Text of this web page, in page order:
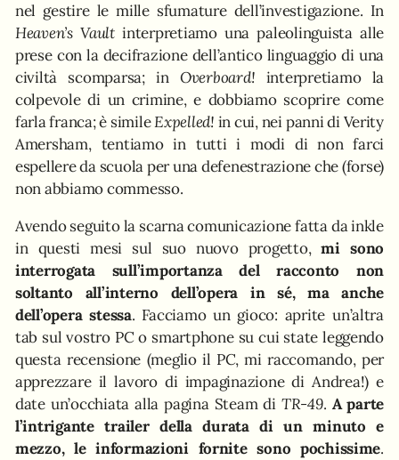
nel gestire le mille sfumature dell’investigazione. In
Heaven’s Vaultinterpretiamo una paleolinguista alle
prese con la decifrazione dell’antico linguaggio di una
civiltà scomparsa; in Overboard! interpretiamo la
colpevole di un crimine, e dobbiamo scoprire come
farla franca; è simileExpelled! in cui, nei panni di Verity
Amersham, tentiamo in tutti i modi di non farci
espellere da scuola per una defenestrazione che (forse)
non abbiamo commesso.
Avendo seguito la scarna comunicazione fatta da inkle
in questi mesi sul suo nuovo progetto,mi sono
interrogata sull’importanza del racconto non
soltanto all’interno dell’opera in sé, ma anche
dell’opera stessa. Facciamo un gioco: aprite un’altra
tab sul vostro PC o smartphone su cui state leggendo
questa recensione (meglio il PC, mi raccomando, per
apprezzare il lavoro di impaginazione di Andrea!) e
date un’occhiata alla pagina Steam di TR-49. A parte
l’intrigante trailer della durata di un minuto e
mezzo, le informazioni fornite sono pochissime.